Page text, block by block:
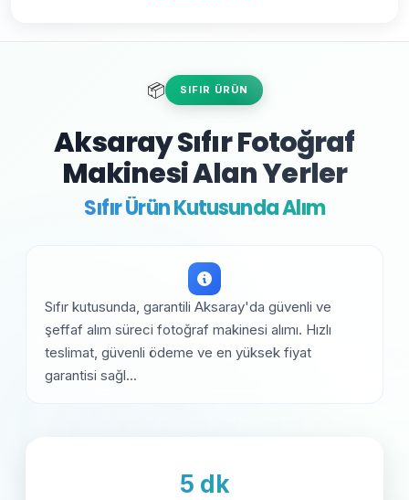
📦 SIFIR ÜRÜN
Aksaray Sıfır Fotoğraf
Makinesi Alan Yerler
Sıfır Ürün Kutusunda Alım
Sıfır kutusunda, garantili Aksaray'da güvenli ve
şeffaf alım süreci fotoğraf makinesi alımı. Hızlı
teslimat, güvenli ödeme ve en yüksek fiyat
garantisi sağl...
5 dk